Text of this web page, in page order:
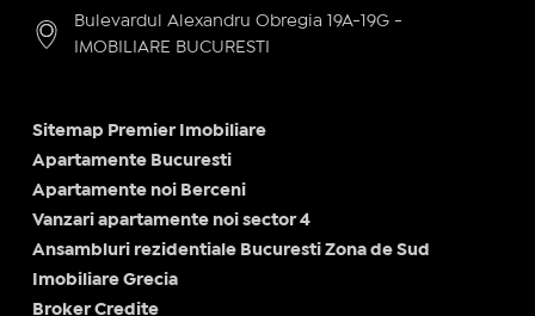
Bulevardul Alexandru Obregia 19A-19G -
IMOBILIARE BUCURESTI
Sitemap Premier Imobiliare
Apartamente Bucuresti
Apartamente noi Berceni
Vanzari apartamente noi sector 4
Ansambluri rezidentiale Bucuresti Zona de Sud
Imobiliare Grecia
Broker Credite